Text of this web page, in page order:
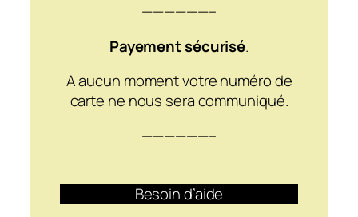
——————–
Payement sécurisé.
A aucun moment votre numéro de
carte ne nous sera communiqué.
——————–
Besoin d’aide